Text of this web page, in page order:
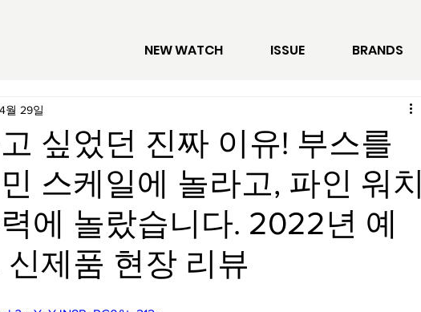
NEW WATCH ISSUE BRANDS
싶었던 진짜 이유! 부스를
스케일에 놀라고, 파인 워치
에 놀랐습니다. 2022년 예
제품 현장 리뷰
월 29일